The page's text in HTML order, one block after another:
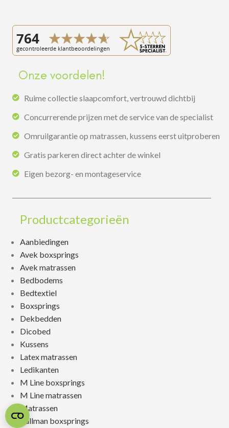
Onze voordelen!
Ruime collectie slaapcomfort, vertrouwd dichtbij
Concurrerende prijzen met de service van de specialist
Omruilgarantie op matrassen, kussens eerst uitproberen
Gratis parkeren direct achter de winkel
Eigen bezorg- en montageservice
Productcategorieën
Aanbiedingen
Avek boxsprings
Avek matrassen
Bedbodems
Bedtextiel
Boxsprings
Dekbedden
Dicobed
Kussens
Latex matrassen
Ledikanten
M Line boxsprings
M Line matrassen
Matrassen
Pullman boxsprings